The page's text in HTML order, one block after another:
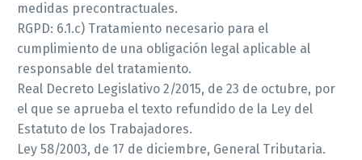
medidas precontractuales.
RGPD: 6.1.c) Tratamiento necesario para el
cumplimiento de una obligación legal aplicable al
responsable del tratamiento.
Real Decreto Legislativo 2/2015, de 23 de octubre, por
el que se aprueba el texto refundido de la Ley del
Estatuto de los Trabajadores.
Ley 58/2003, de 17 de diciembre, General Tributaria.